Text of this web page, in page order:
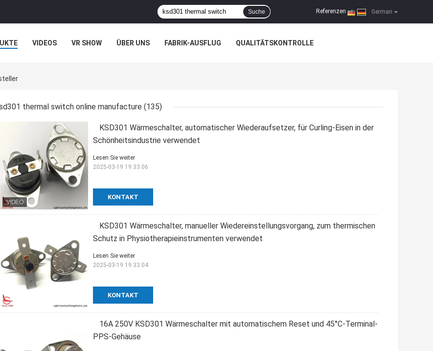
German
Referenzen |
Suche
VIDEOS VR SHOW ÜBER UNS FABRIK-AUSFLUG QUALITÄTSKONTROLLE
thermal switch online manufacture (135)
KSD301 Wärmeschalter, automatischer Wiederaufsetzer, für Curling-Eisen in der
Schönheitsindustrie verwendet
KONTAKT
Lesen Sie weiter
2025-03-19 19:33:06
KSD301 Wärmeschalter, manueller Wiedereinstellungsvorgang, zum thermischen
Schutz in Physiotherapieinstrumenten verwendet
KONTAKT
Lesen Sie weiter
2025-03-19 19:33:04
16A 250V KSD301 Wärmeschalter mit automatischem Reset und 45°C-Terminal-
PPS-Gehäuse